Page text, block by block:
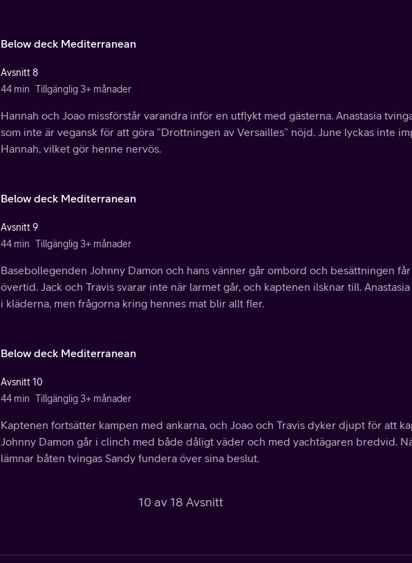
Below deck Mediterranean
Avsnitt 8
44 min Tillgänglig 3+ månader
Hannah och Joao missförstår varandra inför en utflykt med gästerna. Anastasia
som inte är vegansk för att göra ”Drottningen av Versailles” nöjd. June lyckas inte
Hannah, vilket gör henne nervös.
Below deck Mediterranean
Avsnitt 9
44 min Tillgänglig 3+ månader
Basebollegenden Johnny Damon och hans vänner går ombord och besättningen
övertid. Jack och Travis svarar inte när larmet går, och kaptenen ilsknar till.
i kläderna, men frågorna kring hennes mat blir allt fler.
Below deck Mediterranean
Avsnitt 10
44 min Tillgänglig 3+ månader
Kaptenen fortsätter kampen med ankarna, och Joao och Travis dyker djupt för att
Johnny Damon går i clinch med både dåligt väder och med yachtägaren bredvid.
lämnar båten tvingas Sandy fundera över sina beslut.
10 av 18 Avsnitt